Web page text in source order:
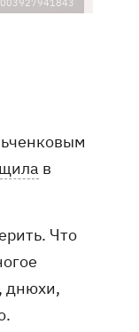
в
Что
днюхи,